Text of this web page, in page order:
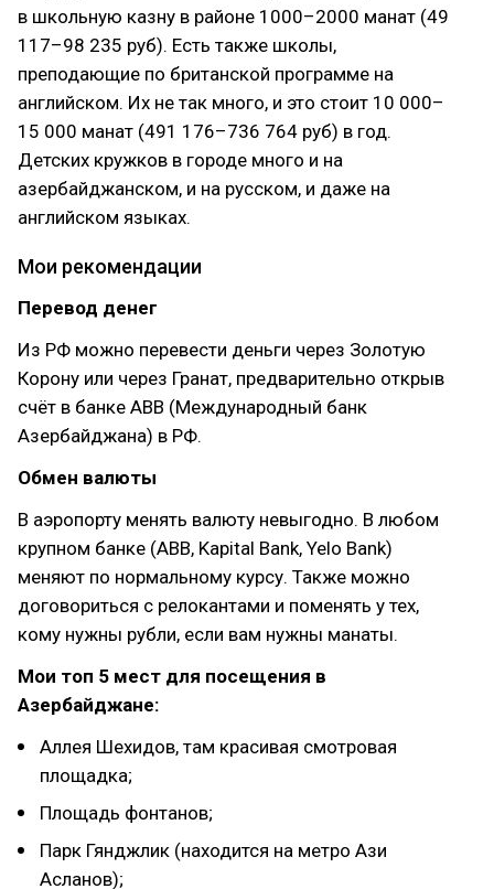
в школьную казну в районе 1000–2000 манат (49
117–98 235 руб). Есть также школы,
преподающие по британской программе на
английском. Их не так много, и это стоит 10 000–
15 000 манат (491 176–736 764 руб) в год.
Детских кружков в городе много и на
азербайджанском, и на русском, и даже на
английском языках.
Мои рекомендации
Перевод денег
Из РФ можно перевести деньги через Золотую
Корону или через Гранат, предварительно открыв
счёт в банке АВВ (Международный банк
Азербайджана) в РФ.
Обмен валюты
В аэропорту менять валюту невыгодно. В любом
крупном банке (АВВ, Kapital Bank, Yelo Bank)
меняют по нормальному курсу. Также можно
договориться с релокантами и поменять у тех,
кому нужны рубли, если вам нужны манаты.
Мои топ 5 мест для посещения в
Азербайджане:
Аллея Шехидов, там красивая смотровая
площадка;
Площадь фонтанов;
Парк Гянджлик (находится на метро Ази
Асланов);